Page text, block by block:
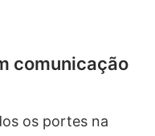
comunicação
os portes na